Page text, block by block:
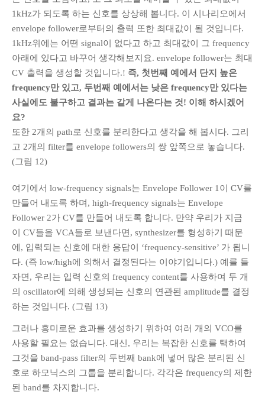
1kHz가 되도록 하는 신호를 상상해 봅니다. 이 시나리오에서
envelope follower로부터의 출력 또한 최대값이 될 것입니다.
1kHz위에는 어떤 signal이 없다고 하고 최대값이 그 frequency
아래에 있다고 바꾸어 생각해보지요. envelope follower는 최대
CV 출력을 생성할 것입니다.! 즉, 첫번째 예에서 단지 높은
frequency만 있고, 두번째 예에서는 낮은 frequency만 있다는
사실에도 불구하고 결과는 같게 나온다는 것! 이해 하시겠어
요?
또한 2개의 path로 신호를 분리한다고 생각을 해 봅시다. 그리
고 2개의 filter를 envelope followers의 쌍 앞쪽으로 놓습니다.
(그림 12)
여기에서 low-frequency signals는 Envelope Follower 1이 CV를
만들어 내도록 하며, high-frequency signals는 Envelope
Follower 2가 CV를 만들어 내도록 합니다. 만약 우리가 지금
이 CV들을 VCA들로 보낸다면, synthesizer를 형성하기 때문
에, 입력되는 신호에 대한 응답이 ‘frequency-sensitive’ 가 됩니
다. (즉 low/high에 의해서 결정된다는 이야기입니다.) 예를 들
자면, 우리는 입력 신호의 frequency content를 사용하여 두 개
의 oscillator에 의해 생성되는 신호의 연관된 amplitude를 결정
하는 것입니다. (그림 13)
그러나 흥미로운 효과를 생성하기 위하여 여러 개의 VCO를
사용할 필요는 없습니다. 대신, 우리는 복잡한 신호를 택하여
그것을 band-pass filter의 두번째 bank에 넣어 많은 분리된 신
호로 하모닉스의 그룹을 분리합니다. 각각은 frequency의 제한
된 band를 차지합니다.